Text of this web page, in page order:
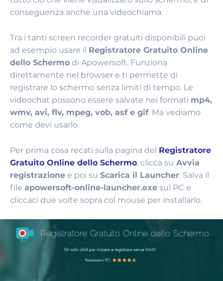
conseguenza anche una videochiama.
Tra i tanti screen recorder gratuiti disponibili puoi
ad esempio usare il Registratore Gratuito Online
dello Schermo di Apowersoft. Funziona
direttamente nel browser e ti permette di
registrare lo schermo senza limiti di tempo. Le
videochat possono essere salvate nei formati mp4,
wmv, avi, flv, mpeg, vob, asf e gif. Ma vediamo
come devi usarlo.
Per prima cosa recati sulla pagina del Registratore
Gratuito Online dello Schermo, clicca su Avvia
registrazione e poi su Scarica il Launcher. Salva il
file apowersoft-online-launcher.exe sul PC e
cliccaci due volte sopra col mouse per installarlo.